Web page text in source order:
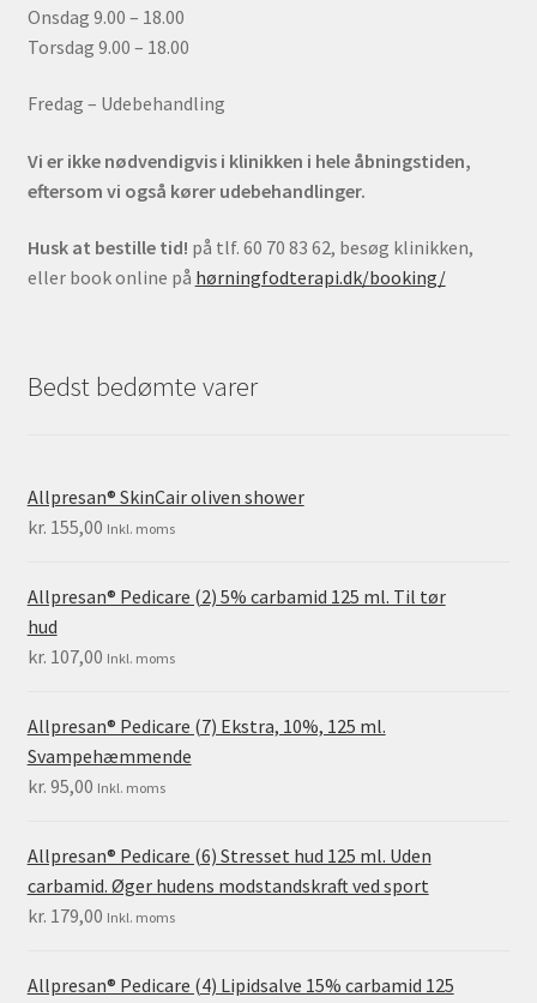
Onsdag 9.00 – 18.00
Torsdag 9.00 – 18.00
Fredag – Udebehandling
Vi er ikke nødvendigvis i klinikken i hele åbningstiden,
eftersom vi også kører udebehandlinger.
Husk at bestille tid! på tlf. 60 70 83 62, besøg klinikken,
eller book online på hørningfodterapi.dk/booking/
Bedst bedømte varer
Allpresan® SkinCair oliven shower
kr. 155,00 Inkl. moms
Allpresan® Pedicare (2) 5% carbamid 125 ml. Til tør
hud
kr. 107,00 Inkl. moms
Allpresan® Pedicare (7) Ekstra, 10%, 125 ml.
Svampehæmmende
kr. 95,00 Inkl. moms
Allpresan® Pedicare (6) Stresset hud 125 ml. Uden
carbamid. Øger hudens modstandskraft ved sport
kr. 179,00 Inkl. moms
Allpresan® Pedicare (4) Lipidsalve 15% carbamid 125